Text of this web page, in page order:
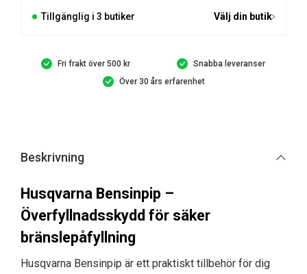
Tillgänglig i 3 butiker Välj din butik
Fri frakt över 500 kr
Snabba leveranser
Över 30 års erfarenhet
Beskrivning
Husqvarna Bensinpip –
Överfyllnadsskydd för säker
bränslepåfyllning
Husqvarna Bensinpip är ett praktiskt tillbehör för dig